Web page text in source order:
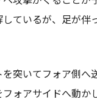
しているが、足が伴
突いてフォア側へ
ォアサイドへ動か